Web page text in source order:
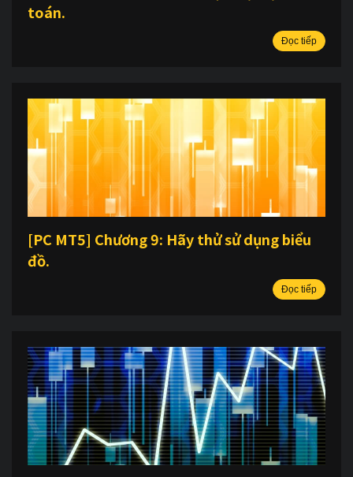
toán.
Đọc tiếp
[PC MT5] Chương 9: Hãy thử sử dụng biểu
đồ.
Đọc tiếp